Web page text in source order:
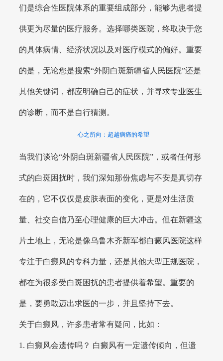
们是综合性医院体系的重要组成部分，能够为患者提
供更为尽量的医疗服务。选择哪类医院，终取决于您
的具体病情、经济状况以及对医疗模式的偏好。重要
的是，无论您是搜索“外阴白斑新疆省人民医院”还是
其他关键词，都应明确自己的症状，并寻求专业医生
的诊断，而不是自行猜测。
心之所向：超越病痛的希望
当我们谈论“外阴白斑新疆省人民医院”，或者任何形
式的白斑困扰时，我们深知那份焦虑与不安是真切存
在的，它不仅仅是皮肤表面的变化，更是对生活质
量、社交自信乃至心理健康的巨大冲击。但在新疆这
片土地上，无论是像乌鲁木齐新军都白癜风医院这样
专注于白癜风的专科力量，还是其他大型正规医院，
都在为很多受白斑困扰的患者提供着希望。重要的
是，要勇敢迈出求医的一步，并且坚持下去。
关于白癜风，许多患者常有疑问，比如：
1. 白癜风会遗传吗？ 白癜风有一定遗传倾向，但遗